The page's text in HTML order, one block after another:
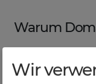
Warum
Wir